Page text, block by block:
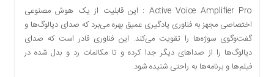
Active Voice Amplifier Pro : این قابلیت از یک هوش مصنوعی
اختصاصی مجهز به فناوری یادگیری عمیق بهره می‌برد که صدای دیالوگ‌ها و
گفت‌وگوی سوژه‌ها را تقویت می‌کند. این فناوری قادر است که صدای
دیالوگ‌ها را از صداهای دیگر جدا کرده و تا مکالمات رد و بدل شده در
فیلم‌ها و برنامه‌ها به راحتی شنیده شود.